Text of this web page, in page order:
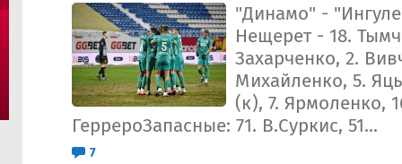
"Динамо" -
Нещерет - 18.
Захарченко, 2.
Михайленко, 5.
(к), 7. Ярмоленко,
ГеррероЗапасные: 71. В.Суркис, 51...
7